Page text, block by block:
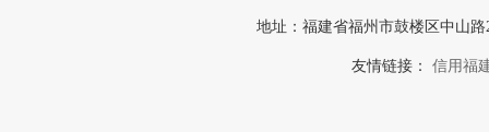
地址：福建省福州市鼓楼区中山
友情链接： 信用福